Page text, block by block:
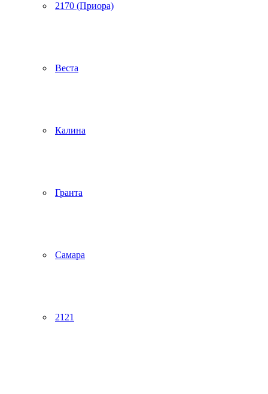
2170 (Приора)
Веста
Калина
Гранта
Самара
2121